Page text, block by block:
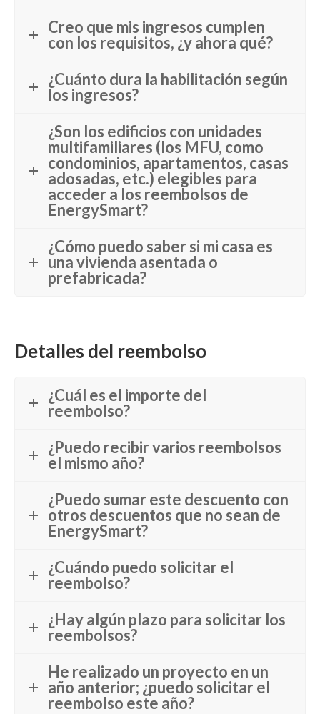
Creo que mis ingresos cumplen
con los requisitos, ¿y ahora qué?
¿Cuánto dura la habilitación según
los ingresos?
¿Son los edificios con unidades
multifamiliares (los MFU, como
condominios, apartamentos, casas
adosadas, etc.) elegibles para
acceder a los reembolsos de
EnergySmart?
¿Cómo puedo saber si mi casa es
una vivienda asentada o
prefabricada?
Detalles del reembolso
¿Cuál es el importe del
reembolso?
¿Puedo recibir varios reembolsos
el mismo año?
¿Puedo sumar este descuento con
otros descuentos que no sean de
EnergySmart?
¿Cuándo puedo solicitar el
reembolso?
¿Hay algún plazo para solicitar los
reembolsos?
He realizado un proyecto en un
año anterior; ¿puedo solicitar el
reembolso este año?